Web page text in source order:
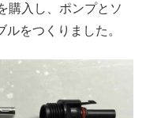
購入し、ポンプとソ
をつくりました。